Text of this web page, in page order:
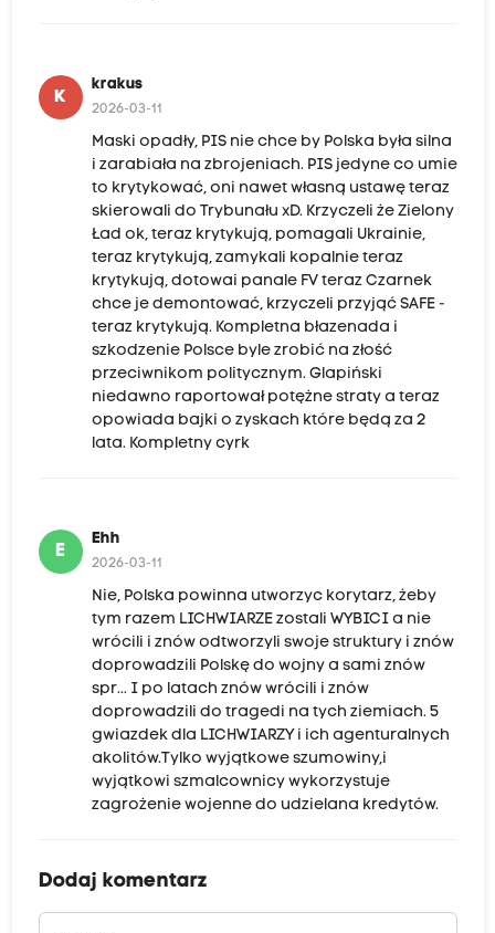
K
krakus
2026-03-11
Maski opadły, PIS nie chce by Polska była silna
i zarabiała na zbrojeniach. PIS jedyne co umie
to krytykować, oni nawet własną ustawę teraz
skierowali do Trybunału xD. Krzyczeli że Zielony
Ład ok, teraz krytykują, pomagali Ukrainie,
teraz krytykują, zamykali kopalnie teraz
krytykują, dotowai panale FV teraz Czarnek
chce je demontować, krzyczeli przyjąć SAFE -
teraz krytykują. Kompletna błazenada i
szkodzenie Polsce byle zrobić na złość
przeciwnikom politycznym. Glapiński
niedawno raportował potężne straty a teraz
opowiada bajki o zyskach które będą za 2
lata. Kompletny cyrk
E
Ehh
2026-03-11
Nie, Polska powinna utworzyc korytarz, żeby
tym razem LICHWIARZE zostali WYBICI a nie
wrócili i znów odtworzyli swoje struktury i znów
doprowadzili Polskę do wojny a sami znów
spr... I po latach znów wrócili i znów
doprowadzili do tragedi na tych ziemiach. 5
gwiazdek dla LICHWIARZY i ich agenturalnych
akolitów.Tylko wyjątkowe szumowiny,i
wyjątkowi szmalcownicy wykorzystuje
zagrożenie wojenne do udzielana kredytów.
Dodaj komentarz